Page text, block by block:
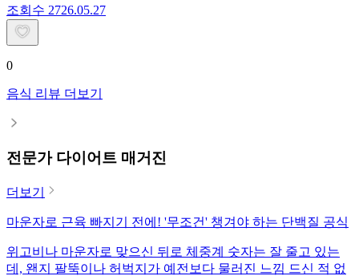
조회수 2726.05.27
0
음식 리뷰 더보기
전문가 다이어트 매거진
더보기
마운자로 근육 빠지기 전에! '무조건' 챙겨야 하는 단백질 공식
위고비나 마운자로 맞으신 뒤로 체중계 숫자는 잘 줄고 있는
데, 왠지 팔뚝이나 허벅지가 예전보다 물러진 느낌 드신 적 없